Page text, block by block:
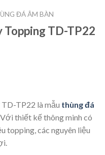
ĐÁ ÂM BÀN
Topping TD-TP22
TD-TP22 là mẫu thùng đá
thiết kế thông minh có
topping, các nguyên liệu